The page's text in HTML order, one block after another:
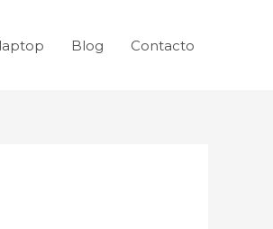
Blog Contacto